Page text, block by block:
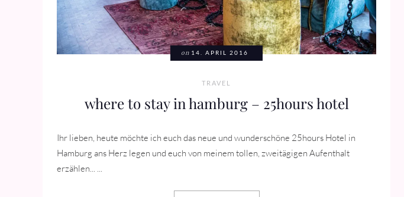
on 14. APRIL 2016
TRAVEL
where to stay in hamburg – 25hours hotel
Ihr lieben, heute möchte ich euch das neue und wunderschöne 25hours Hotel in
Hamburg ans Herz legen und euch von meinem tollen, zweitägigen Aufenthalt
erzählen... ...